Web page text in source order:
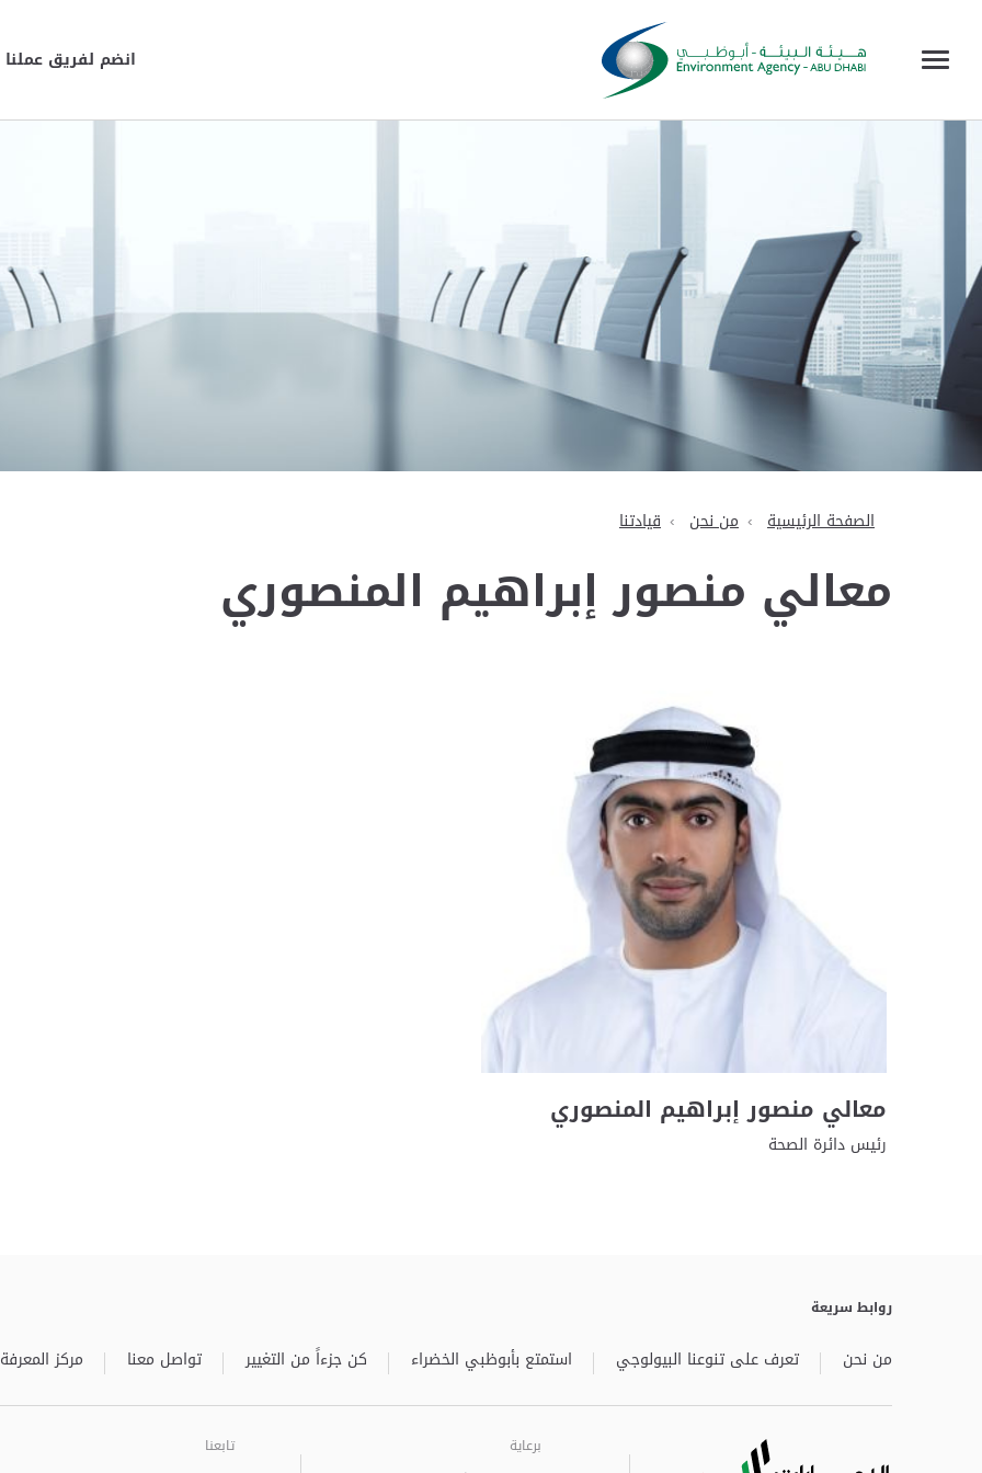
انضم لفريق عملنا
الصفحة الرئيسية من نحن قيادتنا
معالي منصور إبراهيم المنصوري
معالي منصور إبراهيم المنصوري
رئيس دائرة الصحة
روابط سريعة
من نحن تعرف على تنوعنا البيولوجي استمتع بأبوظبي الخضراء كن جزءاً من التغيير تواصل معنا مركز المعرفة
تابعنا برعاية